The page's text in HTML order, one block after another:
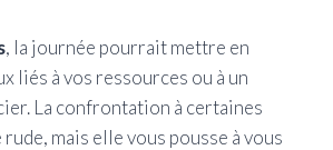
, la journée pourrait mettre en
liés à vos ressources ou à un
La confrontation à certaines
mais elle vous pousse à vous